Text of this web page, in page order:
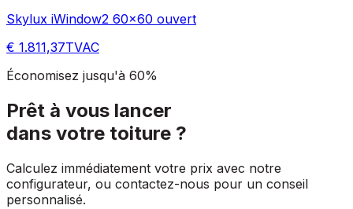
Skylux iWindow2 60x60 ouvert
€ 1.811,37TVAC
Économisez jusqu'à 60%
Prêt à vous lancer
dans votre toiture ?
Calculez immédiatement votre prix avec notre
configurateur, ou contactez-nous pour un conseil
personnalisé.